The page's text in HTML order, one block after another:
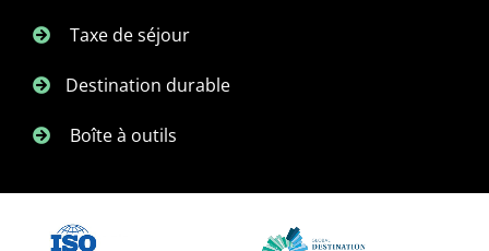
Taxe de séjour
Destination durable
Boîte à outils